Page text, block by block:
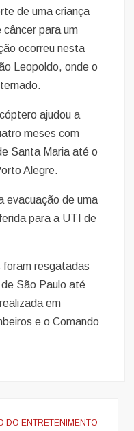
de uma criança
para um
ocorreu nesta
Leopoldo, onde o
ajudou a
meses com
Santa Maria até o
Alegre.
evacuação de uma
para a UTI de
foram resgatadas
São Paulo até
em
e o Comando
DO ENTRETENIMENTO